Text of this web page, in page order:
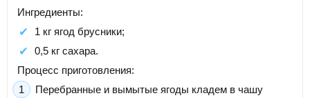
Ингредиенты:
1 кг ягод брусники;
0,5 кг сахара.
Процесс приготовления:
Перебранные и вымытые ягоды кладем в чашу